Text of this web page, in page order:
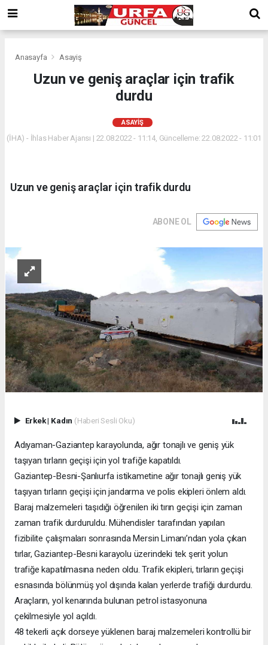
Anasayfa Asayiş
Uzun ve geniş araçlar için trafik
durdu
ASAYIŞ
(İHA) - İhlas Haber Ajansı | 22.08.2022 - 11:14, Güncelleme: 22.08.2022 - 11:01
Uzun ve geniş araçlar için trafik durdu
ABONE OL
Erkek| Kadın (Haberi Sesli Oku)
Adıyaman-Gaziantep karayolunda, ağır tonajlı ve geniş yük
taşıyan tırların geçişi için yol trafiğe kapatıldı.
Gaziantep-Besni-Şanlıurfa istikametine ağır tonajlı geniş yük
taşıyan tırların geçişi için jandarma ve polis ekipleri önlem aldı.
Baraj malzemeleri taşıdığı öğrenilen iki tırın geçişi için zaman
zaman trafik durduruldu. Mühendisler tarafından yapılan
fizibilite çalışmaları sonrasında Mersin Limanı’ndan yola çıkan
tırlar, Gaziantep-Besni karayolu üzerindeki tek şerit yolun
trafiğe kapatılmasına neden oldu. Trafik ekipleri, tırların geçişi
esnasında bölünmüş yol dışında kalan yerlerde trafiği durdurdu.
Araçların, yol kenarında bulunan petrol istasyonuna
çekilmesiyle yol açıldı.
48 tekerli açık dorseye yüklenen baraj malzemeleri kontrollü bir